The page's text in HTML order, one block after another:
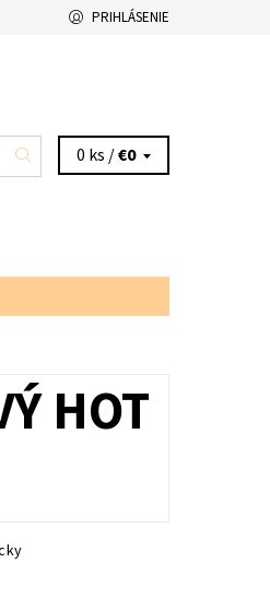
PRIHLÁSENIE
0 ks /€0
HOT